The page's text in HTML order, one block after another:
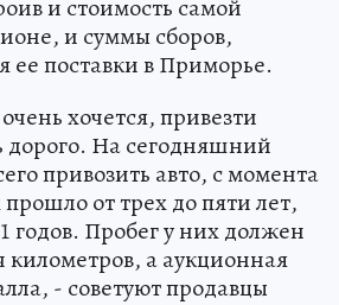
и стоимость самой
и суммы сборов,
ее поставки в Приморье.
хочется, привезти
На сегодняшний
привозить авто, с момента
от трех до пяти лет,
годов. Пробег у них должен
километров, а аукционная
- советуют продавцы